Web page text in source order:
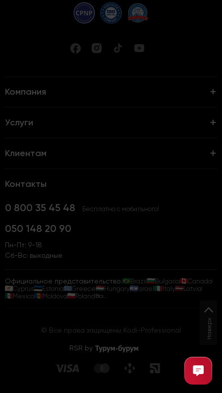
Компания
Услуги
Клиентам
Контакты
0 800 35 45 48 Бесплатно с мобильного!
050 148 20 90
Пн-Пт: 9-18
Сб-Вс: выходные
Официальное представительство: Brazil Bulgaria
Canada
Cyprus
Estonia Greece Hungary Israel Italy
Latvia
Mexico
Moldova PolandВсі...
© Все права защищены Kodi-Professional
RSR by
Наверх